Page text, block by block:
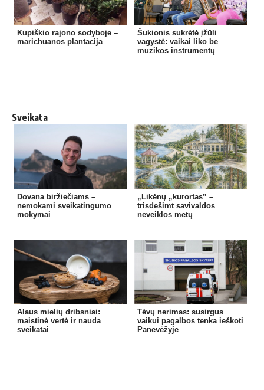
Kupiškio rajono sodyboje –
marichuanos plantacija
Šukionis sukrėtė įžūli
vagystė: vaikai liko be
muzikos instrumentų
Sveikata
Dovana biržiečiams –
nemokami sveikatingumo
mokymai
„Likėnų „kurortas” –
trisdešimt savivaldos
neveiklos metų
Alaus mielių dribsniai:
maistinė vertė ir nauda
sveikatai
Tėvų nerimas: susirgus
vaikui pagalbos tenka ieškoti
Panevėžyje